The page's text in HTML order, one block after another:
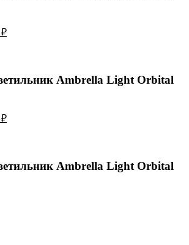
₽Текущая
Ambrella Light Orbital
₽Текущая
Ambrella Light Orbital